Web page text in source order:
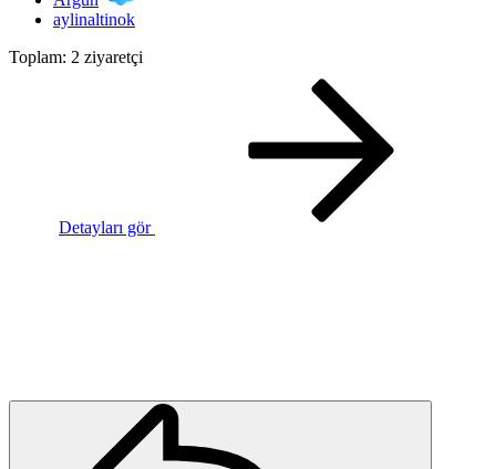
aylinaltinok
Toplam: 2 ziyaretçi
Detayları gör